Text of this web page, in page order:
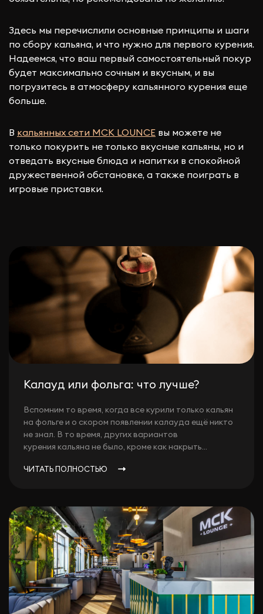
Здесь мы перечислили основные принципы и шаги
по сбору кальяна, и что нужно для первого курения.
Надеемся, что ваш первый самостоятельный покур
будет максимально сочным и вкусным, и вы
погрузитесь в атмосферу кальянного курения еще
больше.
В кальянных сети МСК LOUNCE вы можете не
только покурить не только вкусные кальяны, но и
отведать вкусные блюда и напитки в спокойной
дружественной обстановке, а также поиграть в
игровые приставки.
Калауд или фольга: что лучше?
Вспомним то время, когда все курили только кальян
на фольге и о скором появлении калауда ещё никто
не знал. В то время, других вариантов
курения кальяна не было, кроме как накрыть...
ЧИТАТЬ ПОЛНОСТЬЮ